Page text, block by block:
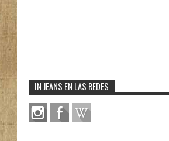
IN JEANS EN LAS REDES